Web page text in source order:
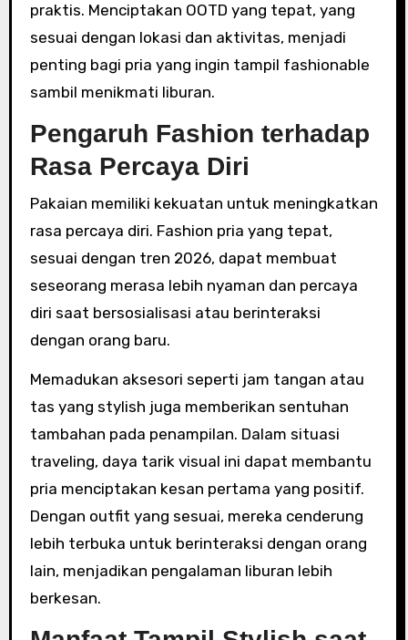
praktis. Menciptakan OOTD yang tepat, yang
sesuai dengan lokasi dan aktivitas, menjadi
penting bagi pria yang ingin tampil fashionable
sambil menikmati liburan.
Pengaruh Fashion terhadap
Rasa Percaya Diri
Pakaian memiliki kekuatan untuk meningkatkan
rasa percaya diri. Fashion pria yang tepat,
sesuai dengan tren 2026, dapat membuat
seseorang merasa lebih nyaman dan percaya
diri saat bersosialisasi atau berinteraksi
dengan orang baru.
Memadukan aksesori seperti jam tangan atau
tas yang stylish juga memberikan sentuhan
tambahan pada penampilan. Dalam situasi
traveling, daya tarik visual ini dapat membantu
pria menciptakan kesan pertama yang positif.
Dengan outfit yang sesuai, mereka cenderung
lebih terbuka untuk berinteraksi dengan orang
lain, menjadikan pengalaman liburan lebih
berkesan.